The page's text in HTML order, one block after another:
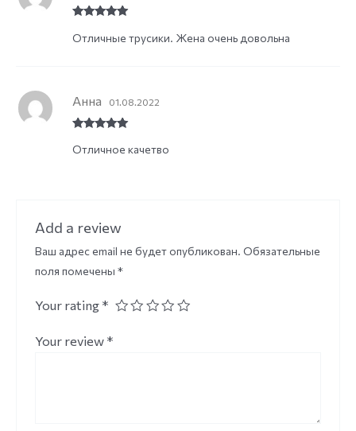
of 5
Отличные трусики. Жена очень довольна
of 5
Анна 01.08.2022
Отличное качетво
Add a review
Ваш адрес email не будет опубликован. Обязательные
поля помечены *
Your rating *
Your review *